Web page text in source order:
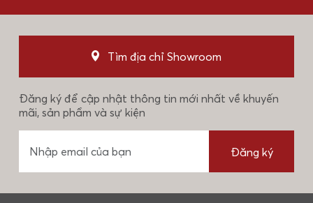
Tìm địa chỉ Showroom
Đăng ký để cập nhật thông tin mới nhất về khuyến
mãi, sản phẩm và sự kiện
Đăng ký